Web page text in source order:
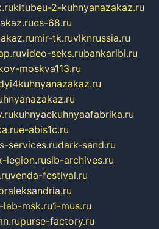
kitubeu-2-kuhnyanazakaz.ru
cs-68.ru
mir-tk.ruvlknrussia.ru
video-seks.rubankaribi.ru
moskva113.ru
kuhnyaekuhnyaafabrika.ru
e-abis1c.ru
services.rudark-sand.ru
legion.rusib-archives.ru
venda-festival.ru
lab-msk.ru1-mus.ru
purse-factory.ru